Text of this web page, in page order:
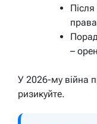
–
У 2026-му війна
ризикуйте.